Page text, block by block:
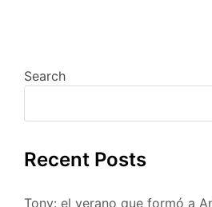
Search
Recent Posts
Tony: el verano que formó a